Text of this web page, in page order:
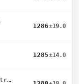
1286±19.0
1285±14.0
llama-3.1-nemotron-70b-instruct